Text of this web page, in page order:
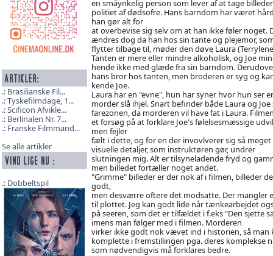
Brasilianske Fil...
Tyskefilmdage, 1...
Scificon Afvikle...
Berlinalen Nr. 7...
Franske Filmmand...
Se alle artikler
Dobbeltspil
en småynkelig person som lever af at tage
politiet af dødsofre. Hans barndom har været
han gør alt for
at overbevise sig selv om at han ikke føler noget.
ændres dog da han hos sin tante og plejemor,
flytter tilbage til, møder den døve Laura
Tanten er mere eller mindre alkoholisk, og Joe
hende ikke med glæde fra sin barndom.
hans bror hos tanten, men broderen er syg og
kende Joe.
Laura har en "evne", hun har syner hvor hun ser
morder slå ihjel. Snart befinder både Laura og Joe
farezonen, da morderen vil have fat i Laura.
et forsøg på at forklare Joe's følelsesmæssige
men fejler
fælt i dette, og for en der invovlverer sig så meget
visuelle detaljer, som instruktøren gør, undrer
slutningen mig. Alt er tilsyneladende fryd og
men billedet fortæller noget andet.
"Grimme" billeder er der nok af i filmen, billeder
godt,
men desværre oftere det modsatte. Der
til plottet. Jeg kan godt lide når tænkearbejdet
på seeren, som det er tilfældet i f.eks "Den
imens man følger med i filmen. Morderen
virker ikke godt nok vævet ind i historien, så man
komplette i fremstillingen pga. deres komplekse
som nødvendigvis må forklares bedre.